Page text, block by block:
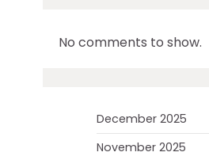
No comments to show.
December 2025
November 2025